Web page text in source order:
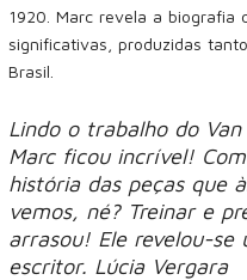
1920. Marc revela a biografia
significativas, produzidas
Brasil.
Lindo o trabalho do
Marc ficou incrível!
história das peças que
vemos, né? Treinar e
arrasou! Ele revelou-se
escritor. Lúcia Vergara